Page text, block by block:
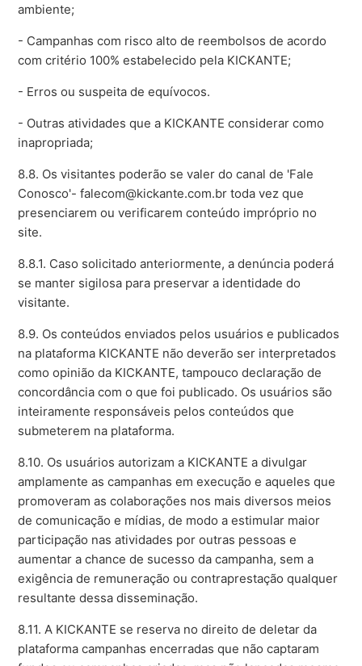
ambiente;
- Campanhas com risco alto de reembolsos de acordo
com critério 100% estabelecido pela KICKANTE;
- Erros ou suspeita de equívocos.
- Outras atividades que a KICKANTE considerar como
inapropriada;
8.8. Os visitantes poderão se valer do canal de 'Fale
Conosco'- falecom@kickante.com.br toda vez que
presenciarem ou verificarem conteúdo impróprio no
site.
8.8.1. Caso solicitado anteriormente, a denúncia poderá
se manter sigilosa para preservar a identidade do
visitante.
8.9. Os conteúdos enviados pelos usuários e publicados
na plataforma KICKANTE não deverão ser interpretados
como opinião da KICKANTE, tampouco declaração de
concordância com o que foi publicado. Os usuários são
inteiramente responsáveis pelos conteúdos que
submeterem na plataforma.
8.10. Os usuários autorizam a KICKANTE a divulgar
amplamente as campanhas em execução e aqueles que
promoveram as colaborações nos mais diversos meios
de comunicação e mídias, de modo a estimular maior
participação nas atividades por outras pessoas e
aumentar a chance de sucesso da campanha, sem a
exigência de remuneração ou contraprestação qualquer
resultante dessa disseminação.
8.11. A KICKANTE se reserva no direito de deletar da
plataforma campanhas encerradas que não captaram